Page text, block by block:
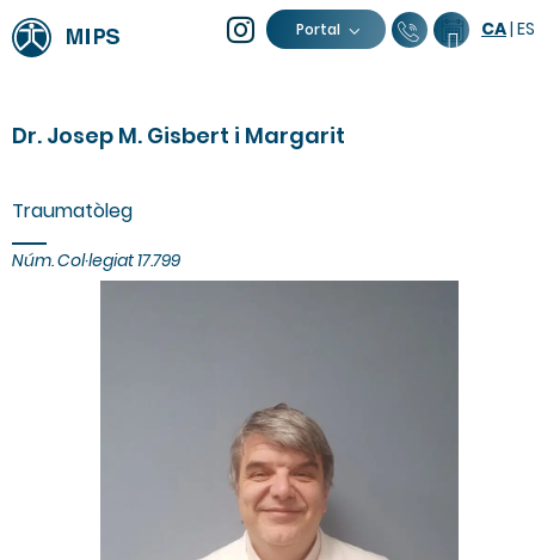
Portal 93 805 04
CA| ES
Dr. Josep M. Gisbert i Margarit
Traumatòleg
Núm. Col·legiat17.799